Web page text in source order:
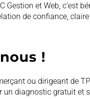
Gestion et Web, c’est
de confiance,
!
ou dirigeant de
diagnostic gratuit et